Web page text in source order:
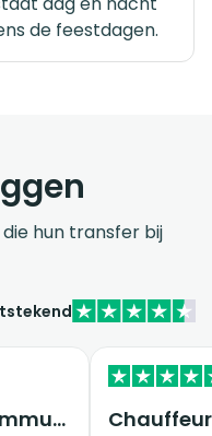
de feestdagen.
hun transfer bij
Ruim op tijd & goede communicatie